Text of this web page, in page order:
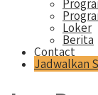
Loker
Berita
Contact
Jadwalkan